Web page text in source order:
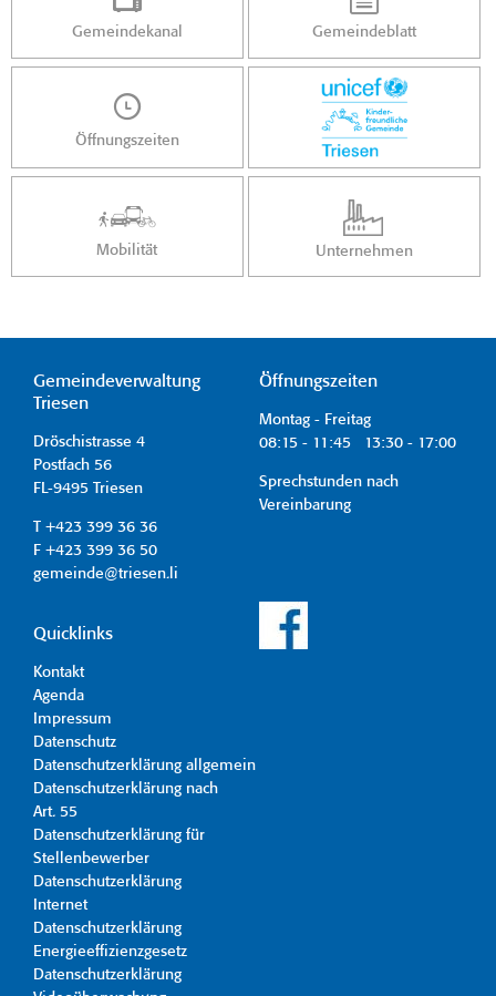
Gemeindekanal Gemeindeblatt
Öffnungszeiten
Mobilität Unternehmen
Gemeindeverwaltung
Triesen
Dröschistrasse 4
Postfach 56
FL-9495 Triesen
T +423 399 36 36
F +423 399 36 50
gemeinde@triesen.li
Öffnungszeiten
Montag - Freitag
08:15 - 11:45 13:30 - 17:00
Sprechstunden nach
Vereinbarung
Quicklinks
Kontakt
Agenda
Impressum
Datenschutz
Datenschutzerklärung allgemein
Datenschutzerklärung nach
Art. 55
Datenschutzerklärung für
Stellenbewerber
Datenschutzerklärung
Internet
Datenschutzerklärung
Energieeffizienzgesetz
Datenschutzerklärung